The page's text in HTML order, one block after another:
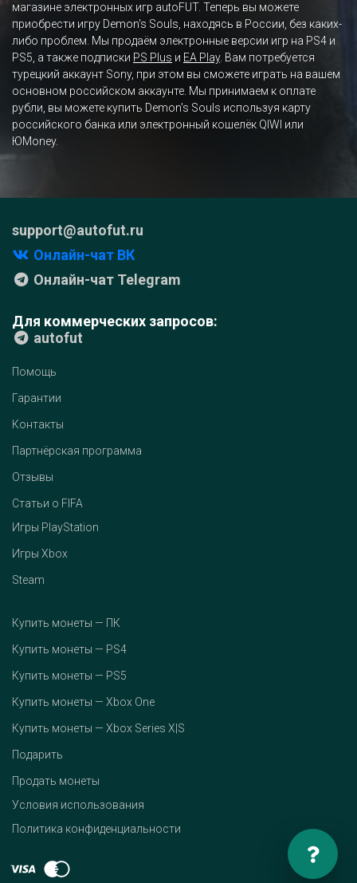
магазине электронных игр autoFUT. Теперь вы можете
приобрести игру Demon's Souls, находясь в России, без каких-
либо проблем. Мы продаём электронные версии игр на PS4 и
PS5, а также подписки PS Plus и EA Play. Вам потребуется
турецкий аккаунт Sony, при этом вы сможете играть на вашем
основном российском аккаунте. Мы принимаем к оплате
рубли, вы можете купить Demon's Souls используя карту
российского банка или электронный кошелёк QIWI или
ЮMoney.
support@autofut.ru
Онлайн-чат ВК
Онлайн-чат Telegram
Для коммерческих запросов:
autofut
Помощь
Гарантии
Контакты
Партнёрская программа
Отзывы
Статьи о FIFA
Игры PlayStation
Игры Xbox
Steam
Купить монеты — ПК
Купить монеты — PS4
Купить монеты — PS5
Купить монеты — Xbox One
Купить монеты — Xbox Series X|S
Подарить
Продать монеты
Условия использования
Политика конфиденциальности